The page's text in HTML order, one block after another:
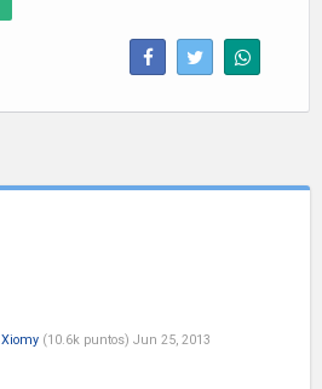
Xiomy (10.6k puntos) Jun 25, 2013